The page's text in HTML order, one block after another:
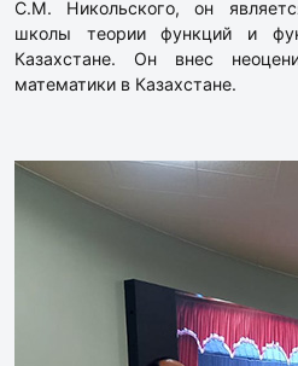
С.М. Никольского, он
школы теории функций и
Казахстане. Он внес
математики в Казахстане.